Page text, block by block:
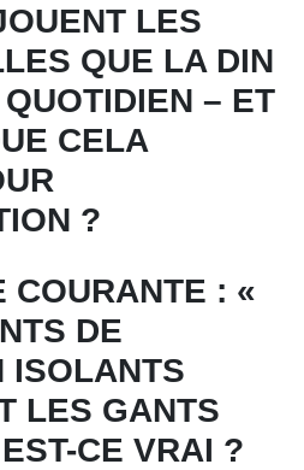
LES
QUE LA DIN
– ET
CELA
?
COURANTE : «
DE
ISOLANTS
LES GANTS
CE VRAI ?